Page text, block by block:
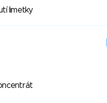
limetky